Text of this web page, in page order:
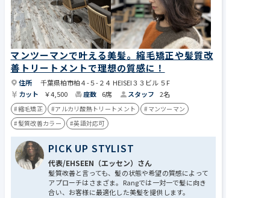
マンツーマンで叶える美髪。縮毛矯正や髪質改
善トリートメントで理想の質感に！
住所
千葉県柏市柏４-５-２４ HEISEI３３ビル ５F
カット
￥4,500 座数 6席 スタッフ 2名
#縮毛矯正 #アルカリ酸熱トリートメント
#マンツーマン
#髪質改善カラー
#英語対応可
PICK UP STYLIST
代表/EHSEEN​​（エッセン）さん
髪質改善と言っても、髪の状態や希望の質感によって
アプローチはさまざま。Rangでは一対一で髪に向き
合い、お客様に最適化した美髪を提供します。